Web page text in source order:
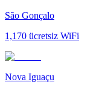
São Gonçalo
1,170 ücretsiz WiFi
Nova Iguaçu